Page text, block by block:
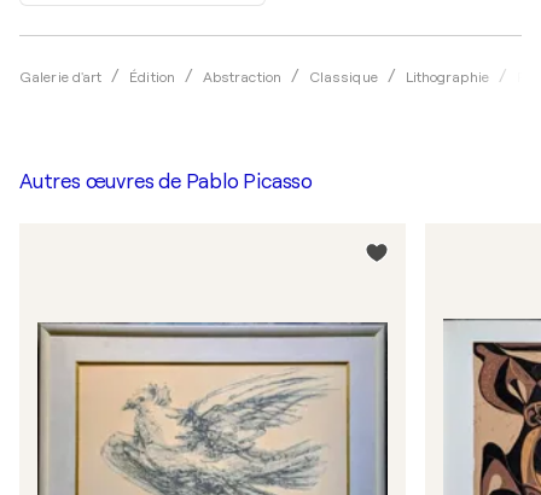
Galerie d'art Édition Abstraction Classique Lithographie
Autres œuvres de Pablo Picasso